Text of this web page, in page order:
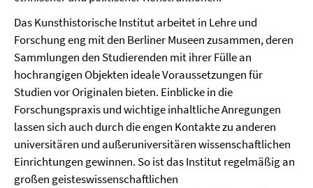
Das Kunsthistorische Institut arbeitet in Lehre und
Forschung eng mit den Berliner Museen zusammen, deren
Sammlungen den Studierenden mit ihrer Fülle an
hochrangigen Objekten ideale Voraussetzungen für
Studien vor Originalen bieten. Einblicke in die
Forschungspraxis und wichtige inhaltliche Anregungen
lassen sich auch durch die engen Kontakte zu anderen
universitären und außeruniversitären wissenschaftlichen
Einrichtungen gewinnen. So ist das Institut regelmäßig an
großen geisteswissenschaftlichen